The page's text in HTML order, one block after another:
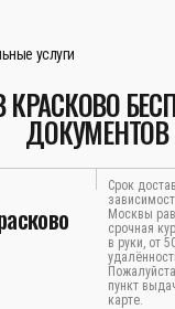
услуги
ДОКУМЕНТОВ
Срок
Москвы
срочная
в руки, от
пункт
карте.